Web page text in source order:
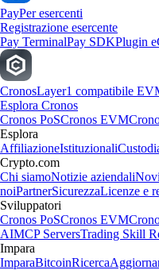
PayPer esercenti
Registrazione esercente
Pay TerminalPay SDKPlugin
CronosLayer1 compatibile
Esplora Cronos
Cronos PoSCronos EVM
Esplora
AffiliazioneIstituzionali
Crypto.com
Chi siamoNotizie aziendali
noiPartnerSicurezzaLicenze e
Sviluppatori
Cronos PoSCronos EVM
AIMCP ServersTrading Skill
Impara
ImparaBitcoinRicerca